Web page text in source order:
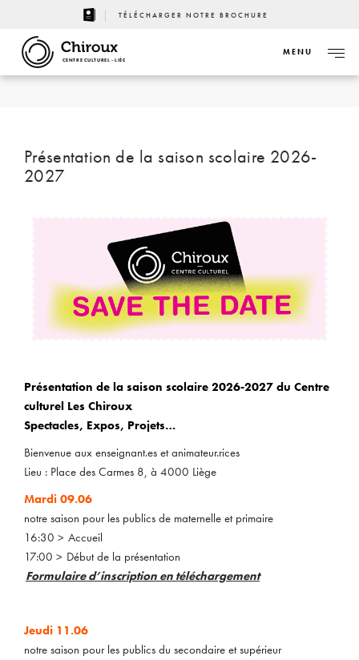
TÉLÉCHARGER NOTRE BROCHURE
CENTRE CULTUREL - LIÈGE
MENU
Présentation de la saison scolaire 2026-
2027
Présentation de la saison scolaire 2026-2027 du Centre
culturel Les Chiroux
Spectacles, Expos, Projets…
Bienvenue aux enseignant.es et animateur.rices
Lieu : Place des Carmes 8, à 4000 Liège
Mardi 09.06
notre saison pour les publics de maternelle et primaire
16:30 > Accueil
17:00 > Début de la présentation
Formulaire d’inscription en téléchargement
Jeudi 11.06
notre saison pour les publics du secondaire et supérieur